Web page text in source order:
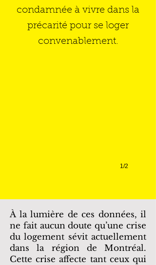
condamnée à vivre dans la
précarité pour se loger
convenablement.
1/2
À la lumière de ces données, il
ne fait aucun doute qu’une crise
du logement sévit actuellement
dans la région de Montréal.
Cette crise affecte tant ceux qui